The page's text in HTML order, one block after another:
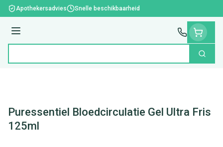
Ga naar de inhoud
Apothekersadvies Snelle beschikbaarheid
Menu
Zoek
Puressentiel Bloedcirculatie Gel Ultra Fris
125ml